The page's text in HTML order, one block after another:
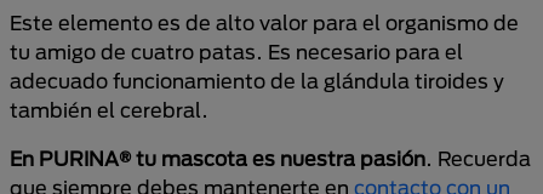
Este elemento es de alto valor para el organismo de
tu amigo de cuatro patas. Es necesario para el
adecuado funcionamiento de la glándula tiroides y
también el cerebral.
En PURINA® tu mascota es nuestra pasión. Recuerda
que siempre debes mantenerte en contacto con un